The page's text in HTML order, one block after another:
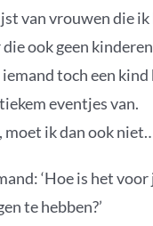
van vrouwen die
ook geen
toch een kind
eventjes van.
moet ik dan ook
‘Hoe is het voor
te hebben?’